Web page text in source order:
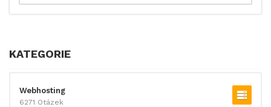
KATEGORIE
Webhosting
6271 Otázek